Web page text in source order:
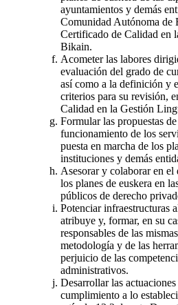
ayuntamientos y demás
Comunidad Autónoma de
Certificado de Calidad en
Bikain.
Acometer las labores
evaluación del grado de
así como a la definición y
criterios para su revisión,
Calidad en la Gestión
Formular las propuestas
funcionamiento de los
puesta en marcha de los
instituciones y demás
Asesorar y colaborar en
los planes de euskera en
públicos de derecho
Potenciar infraestructuras
atribuye y, formar, en su
responsables de las
metodología y de las
perjuicio de las
administrativos.
Desarrollar las
cumplimiento a lo